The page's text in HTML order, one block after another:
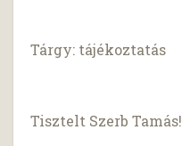
Tárgy: tájékoztatás
Tisztelt Szerb Tamás!